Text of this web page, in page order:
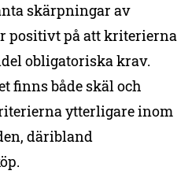
skärpningar av
positivt på att kriterierna
obligatoriska krav.
finns både skäl och
ytterligare inom
däribland